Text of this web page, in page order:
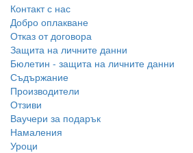
Контакт с нас
Добро оплакване
Отказ от договора
Защита на личните данни
Бюлетин - защита на личните данни
Съдържание
Производители
Отзиви
Ваучери за подарък
Намаления
Уроци